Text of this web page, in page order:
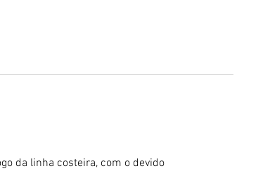
da linha costeira, com o devido